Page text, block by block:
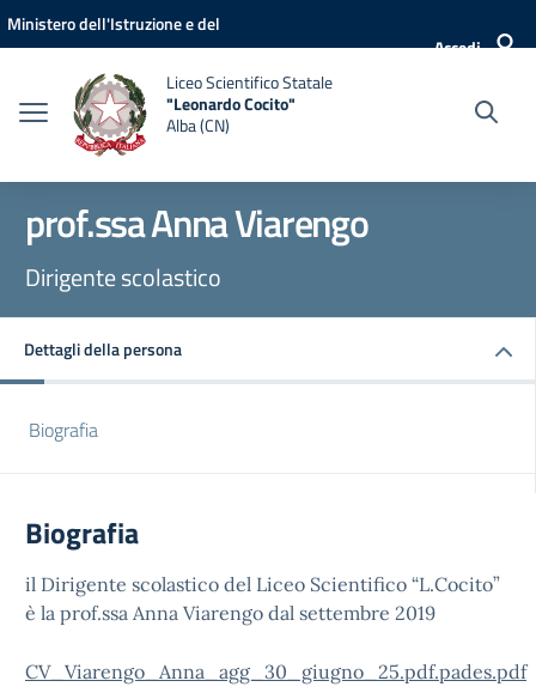
Vai ai contenuti
Vai al menu di navigazione
Vai al footer
Ministero dell'Istruzione e del
Accedi
Liceo Scientifico Statale
"Leonardo Cocito"
Alba (CN)
prof.ssa Anna Viarengo
Dirigente scolastico
Dettagli della persona
Biografia
Biografia
il Dirigente scolastico del Liceo Scientifico “L.Cocito”
è la prof.ssa Anna Viarengo dal settembre 2019
CV_Viarengo_Anna_agg_30_giugno_25.pdf.pades.pdf